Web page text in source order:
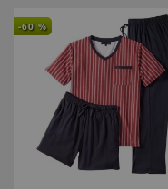
-60 %